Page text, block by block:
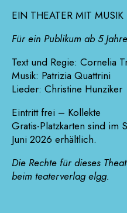
EIN THEATER MIT MUSIK
Für ein Publikum ab 5
Text und Regie: Cornelia
Musik: Patrizia Quattrini
Lieder: Christine Hunziker
Eintritt frei – Kollekte
Gratis-Platzkarten sind im
Juni 2026 erhältlich.
Die Rechte für dieses
beim teaterverlag elgg.